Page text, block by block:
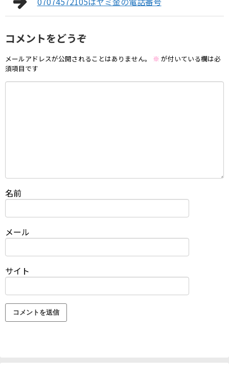
コメントをどうぞ
メールアドレスが公開されることはありません。 ※ が付いている欄は必
須項目です
名前
メール
サイト